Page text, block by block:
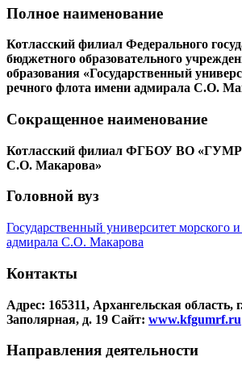
Полное наименование
Котласский филиал Федерального
бюджетного образовательного
образования «Государственный
речного флота имени адмирала С.О.
Сокращенное наименование
Котласский филиал ФГБОУ ВО
С.О. Макарова»
Головной вуз
Государственный университет морского
адмирала С.О. Макарова
Контакты
Адрес: 165311, Архангельская область,
Заполярная, д. 19 Сайт: www.kfgumrf.ru
Направления деятельности